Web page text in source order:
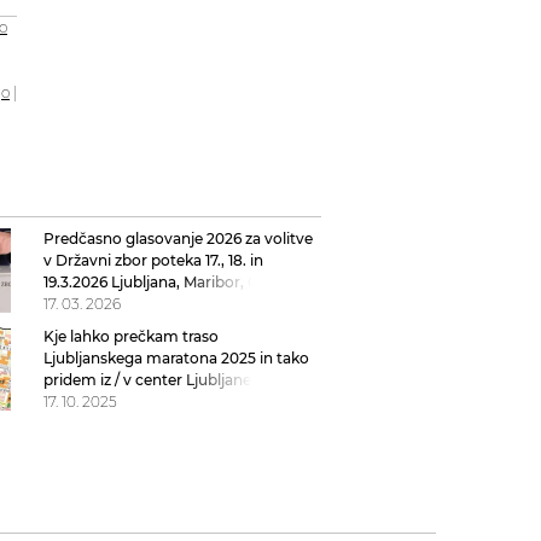
Predčasno glasovanje 2026 za volitve
v Državni zbor poteka 17., 18. in
19.3.2026 Ljubljana, Maribor, Celje,
Kranj, Domžale, Vrhnika, Nova Gorica
17. 03. 2026
Kje lahko prečkam traso
Ljubljanskega maratona 2025 in tako
pridem iz / v center Ljubljane?
zemljevid lokacij Ljubljanski maraton
17. 10. 2025